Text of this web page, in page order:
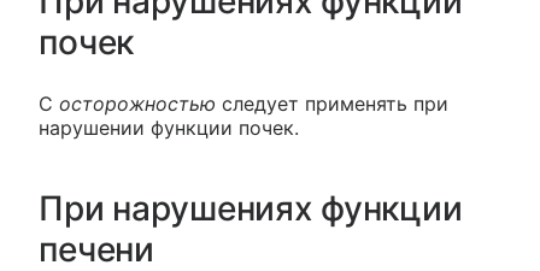
почек
С осторожностью следует применять при
нарушении функции почек.
При нарушениях функции
печени